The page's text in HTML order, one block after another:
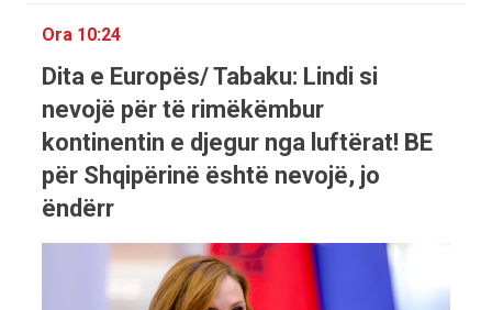
Ora 10:24
Dita e Europës/ Tabaku: Lindi si
nevojë për të rimëkëmbur
kontinentin e djegur nga luftërat! BE
për Shqipërinë është nevojë, jo
ëndërr